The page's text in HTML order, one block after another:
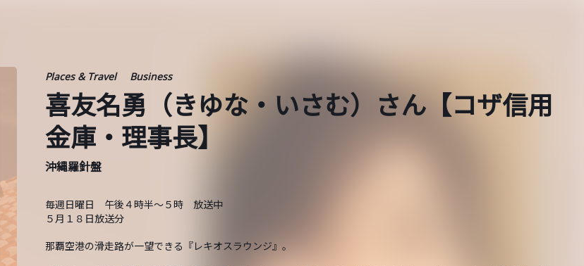
Places & Travel Business
喜友名勇（きゆな・いさむ）さん【コザ信用
金庫・理事長】
沖縄羅針盤
毎週日曜日 午後４時半～５時 放送中
５月１８日放送分
那覇空港の滑走路が一望できる『レキオスラウンジ』。